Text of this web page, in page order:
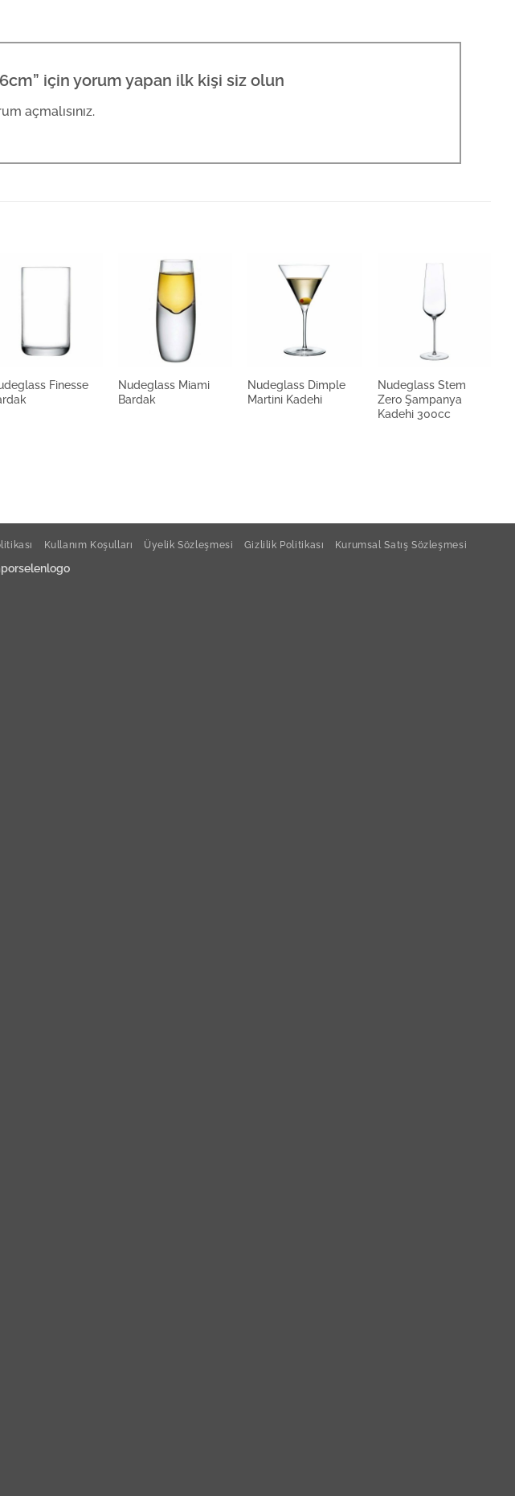
için yorum yapan ilk kişi siz olun
açmalısınız.
Finesse
Nudeglass Miami
Bardak
Nudeglass Dimple
Martini Kadehi
Nudeglass Stem
Zero Şampanya
Kadehi 300cc
Kullanım Koşulları Üyelik Sözleşmesi Gizlilik Politikası Kurumsal Satış Sözleşmesi